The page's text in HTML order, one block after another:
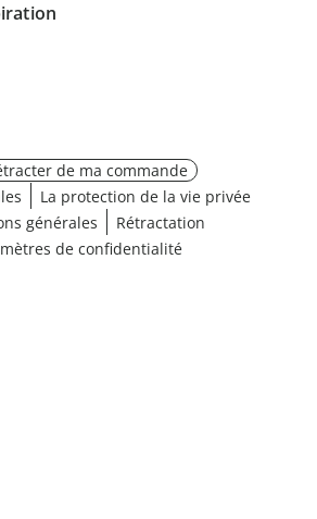
de ma commande
La protection de la vie privée
générales
Rétractation
de confidentialité